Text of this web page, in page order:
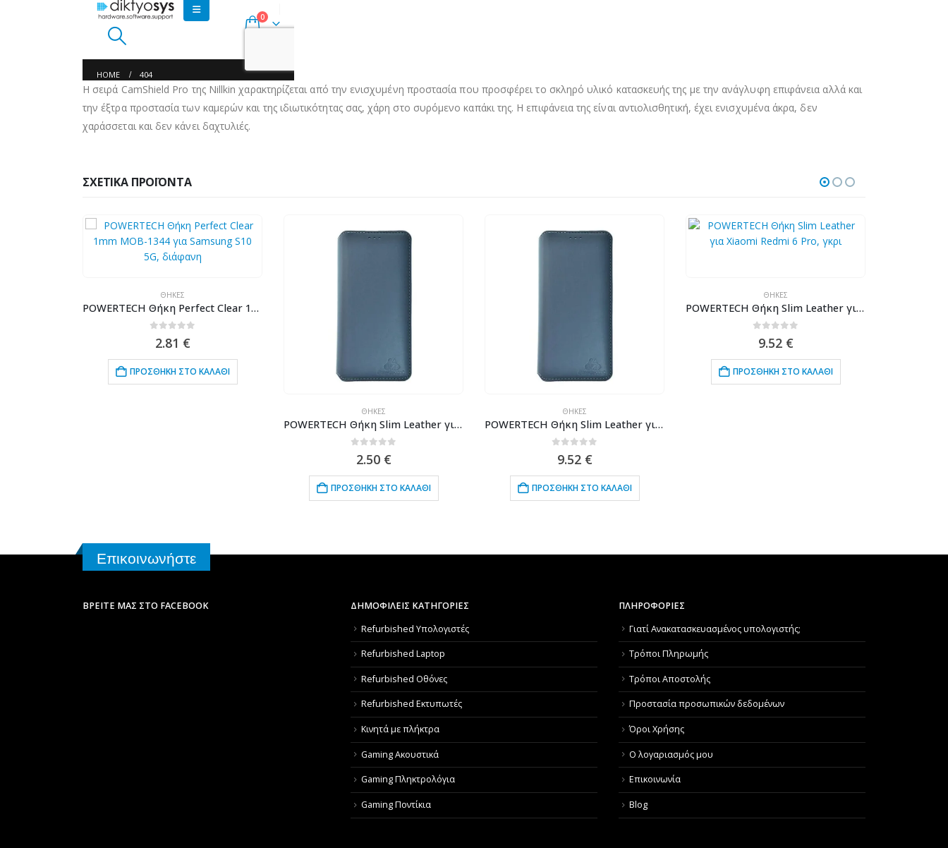
Η σειρά CamShield Pro της Nillkin χαρακτηρίζεται από την ενισχυμένη προστασία που προσφέρει το σκληρό υλικό κατασκευής της με την ανάγλυφη επιφάνεια αλλά και
την έξτρα προστασία των καμερών και της ιδιωτικότητας σας, χάρη στο συρόμενο καπάκι της. Η επιφάνεια της είναι αντιολισθητική, έχει ενισχυμένα άκρα, δεν
χαράσσεται και δεν κάνει δαχτυλιές.
ΣΧΕΤΙΚΆ ΠΡΟΪΌΝΤΑ
ΘΉΚΕΣ
POWERTECH Θήκη Perfect Clear 1mm MOB-1344 για Samsung S10 5G, διάφανη
2.81 €
ΠΡΟΣΘΉΚΗ ΣΤΟ ΚΑΛΆΘΙ
ΘΉΚΕΣ
POWERTECH Θήκη Slim Leather για Samsung J4 2018, γκρι
2.50 €
ΠΡΟΣΘΉΚΗ ΣΤΟ ΚΑΛΆΘΙ
ΘΉΚΕΣ
POWERTECH Θήκη Slim Leather για iPhone XR, γκρι
9.52 €
ΠΡΟΣΘΉΚΗ ΣΤΟ ΚΑΛΆΘΙ
ΘΉΚΕΣ
POWERTECH Θήκη Slim Leather για Xiaomi Redmi 6 Pro, γκρι
9.52 €
ΠΡΟΣΘΉΚΗ ΣΤΟ ΚΑΛΆΘΙ
Επικοινωνήστε
ΒΡΕΊΤΕ ΜΑΣ ΣΤΟ FACEBOOK
ΔΗΜΟΦΙΛΕΙΣ ΚΑΤΗΓΟΡΙΕΣ
Refurbished Υπολογιστές
Refurbished Laptop
Refurbished Οθόνες
Refurbished Εκτυπωτές
Κινητά με πλήκτρα
Gaming Ακουστικά
Gaming Πληκτρολόγια
Gaming Ποντίκια
ΠΛΗΡΟΦΟΡΙΕΣ
Γιατί Aνακατασκευασμένος υπολογιστής;
Τρόποι Πληρωμής
Τρόποι Αποστολής
Προστασία προσωπικών δεδομένων
Όροι Χρήσης
Ο λογαριασμός μου
Επικοινωνία
Blog